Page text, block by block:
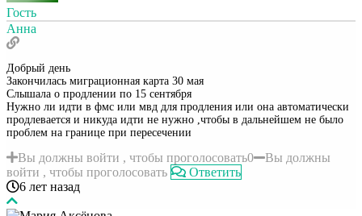
Гость
Анна
Добрый день
Закончилась миграционная карта 30 мая
Слышала о продлении по 15 сентября
Нужно ли идти в фмс или мвд для продления или она автоматически
продлевается и никуда идти не нужно ,чтобы в дальнейшем не было
проблем на границе при пересечении
Вы должны войти , чтобы проголосовать0
Вы должны
войти , чтобы проголосовать
Ответить
6 лет назад